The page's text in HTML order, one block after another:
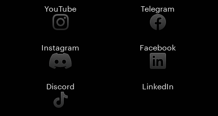
YouTube Telegram
Instagram Facebook
Discord LinkedIn